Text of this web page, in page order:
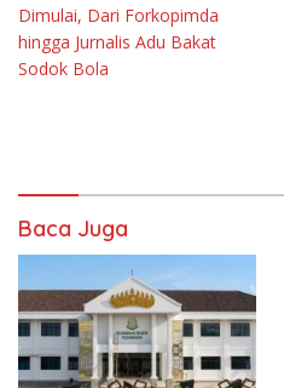
Dimulai, Dari Forkopimda
hingga Jurnalis Adu Bakat
Sodok Bola
Baca Juga